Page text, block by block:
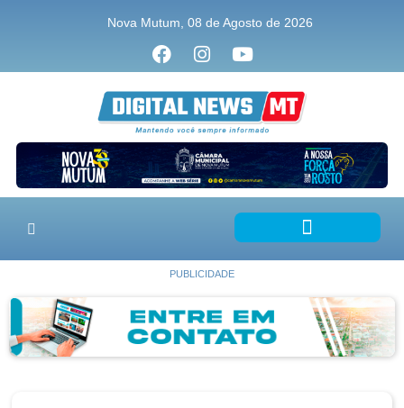
Nova Mutum, 08 de Agosto de 2026
PUBLICIDADE